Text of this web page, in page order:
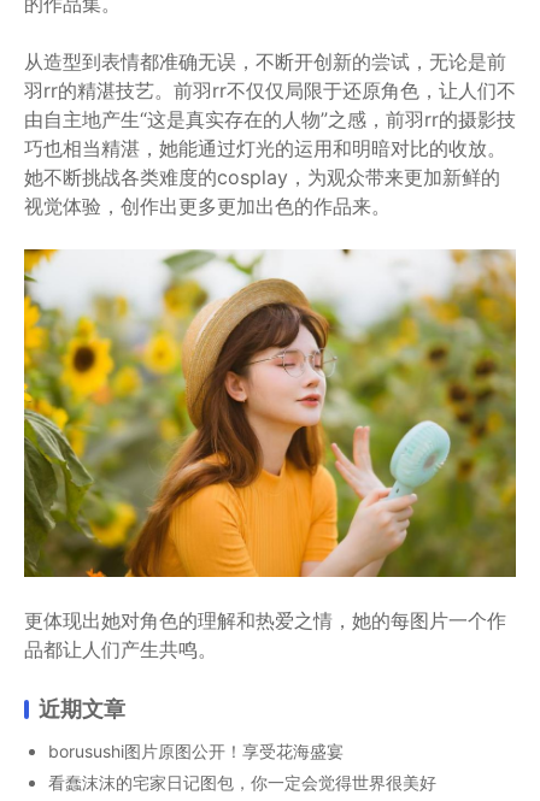
从造型到表情都准确无误，不断开创新的尝试，无论是前
羽rr的精湛技艺。前羽rr不仅仅局限于还原角色，让人们不
由自主地产生“这是真实存在的人物”之感，前羽rr的摄影技
巧也相当精湛，她能通过灯光的运用和明暗对比的收放。
她不断挑战各类难度的cosplay，为观众带来更加新鲜的
视觉体验，创作出更多更加出色的作品来。
更体现出她对角色的理解和热爱之情，她的每图片一个作
品都让人们产生共鸣。
近期文章
borusushi图片原图公开！享受花海盛宴
看蠢沫沫的宅家日记图包，你一定会觉得世界很美好